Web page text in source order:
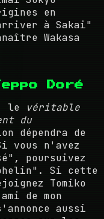
en
à Sakai"
Wakasa
Doré
le
véritable
du
dépendra de
vous n'avez
poursuivez
Si cette
Tomiko
de mon
aussi